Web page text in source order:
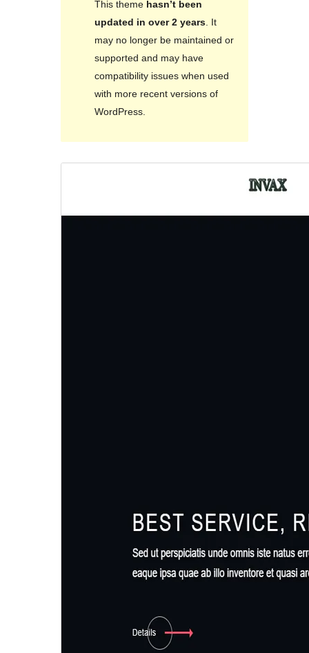
This theme hasn’t been
updated in over 2 years. It
may no longer be maintained or
supported and may have
compatibility issues when used
with more recent versions of
WordPress.